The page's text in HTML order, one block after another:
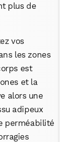
plus de
vos
les zones
est
et la
alors une
adipeux
perméabilité